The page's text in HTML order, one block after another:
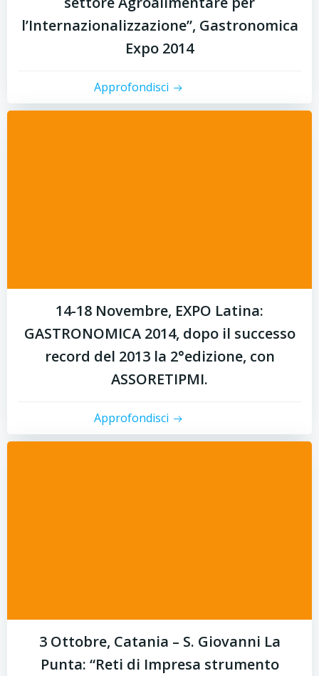
l’Internazionalizzazione”, Gastronomica
Expo 2014
Approfondisci
14-18 Novembre, EXPO Latina:
GASTRONOMICA 2014, dopo il successo
record del 2013 la 2°edizione, con
ASSORETIPMI.
Approfondisci
3 Ottobre, Catania – S. Giovanni La
Punta: “Reti di Impresa strumento